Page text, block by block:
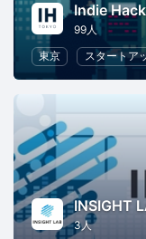
Indie
99人
東京
スタートア
INSIGHT
3人